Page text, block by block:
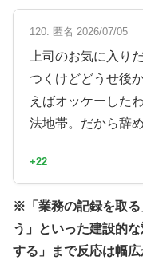
120. 匿名 2026/07/05
上司のお気に入り
つくけどどうせ後
えばオッケーした
法地帯。だから辞
+22
※「業務の記録を取る
う」といった建設的
する」まで反応は幅広